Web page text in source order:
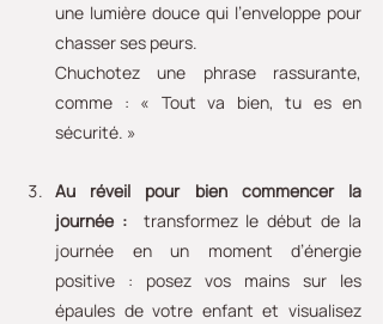
une lumière douce qui l’enveloppe pour
chasser ses peurs.
Chuchotez une phrase rassurante,
comme : « Tout va bien, tu es en
sécurité. »
Au réveil pour bien commencer la
journée :
transformez le début de la
journée en un moment d’énergie
positive : posez vos mains sur les
épaules de votre enfant et visualisez